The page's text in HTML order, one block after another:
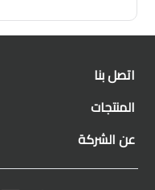
اتصل بنا
المنتجات
عن الشركة